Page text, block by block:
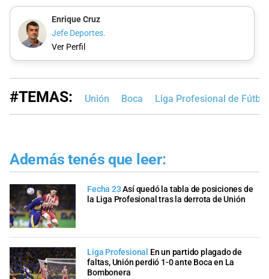
Enrique Cruz
Jefe Deportes.
Ver Perfil
#TEMAS: Unión Boca Liga Profesional de
Además tenés que leer:
Fecha 23Así quedó la tabla de posiciones de
la Liga Profesional tras la derrota de Unión
Liga Profesional En un partido plagado de
faltas, Unión perdió 1-0 ante Boca en La
Bombonera